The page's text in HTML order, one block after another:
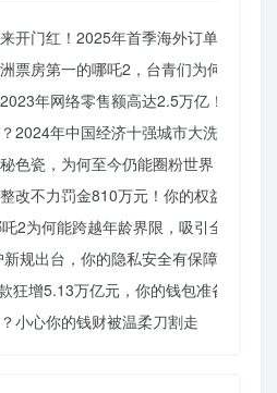
开门红！2025年首季海外订单激增，
票房第一的哪吒2，台青们为何如此惊
年网络零售额高达2.5万亿！你还在
2024年中国经济十强城市大洗牌
色瓷，为何至今仍能圈粉世界？揭秘
改不力罚金810万元！你的权益被侵犯
2为何能跨越年龄界限，吸引全民观影
规出台，你的隐私安全有保障了吗？
狂增5.13万亿元，你的钱包准备好了吗
小心你的钱财被温柔刀割走